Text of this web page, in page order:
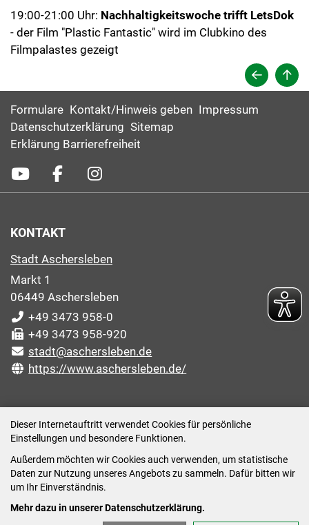
Dieser Internetauftritt verwendet Cookies für persönliche
Einstellungen und besondere Funktionen.
Außerdem möchten wir Cookies auch verwenden, um statistische
Daten zur Nutzung unseres Angebots zu sammeln. Dafür bitten wir
um Ihr Einverständnis.
Mehr dazu in unserer Datenschutzerklärung.
19:00-21:00 Uhr: Nachhaltigkeitswoche trifft LetsDok
- der Film "Plastic Fantastic" wird im Clubkino des
Filmpalastes gezeigt
Formulare Kontakt/Hinweis geben Impressum
Datenschutzerklärung Sitemap
Erklärung Barrierefreiheit
KONTAKT
Stadt Aschersleben
Markt 1
06449 Aschersleben
+49 3473 958-0
+49 3473 958-920
stadt@aschersleben.de
https://www.aschersleben.de/
Montag: 09:00-12:00 /14:00-15:00 Uhr
Dienstag: 09:00-12:00 /14:00-16:00 Uhr
Mittwoch: 09:00 - 12:00 Uhr (nach vorheriger
Donnerstag: 09:00-12:00 /14:00-18:00 Uhr